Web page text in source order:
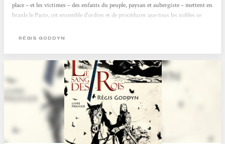
place – et les victimes – des enfants du peuple, paysan et aubergiste – mettent en
branle le Pacte, cet ensemble d’ordres et de procédures que tous les nobles se
d’Hauterre, est envoyé sur la trace des kidnappeurs. Il ne sait rien de ceux qu’il
?...
RÉGIS GODDYN